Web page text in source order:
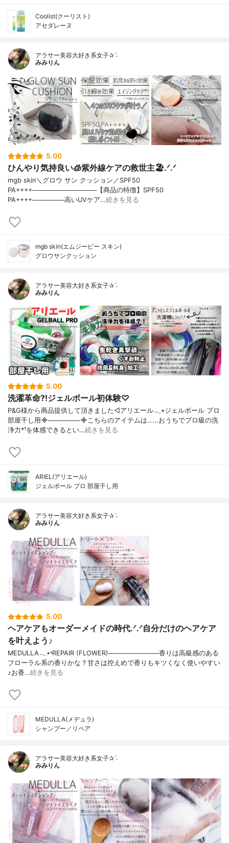
Coolist(クーリスト)
アセダレーヌ
アラサー美容大好き系女子✰ˊ˗
みみりん
5.00
ひんやり気持良い🧊紫外線ケアの救世主🏖.ᐟ.ᐟ
mgb skin＼グロウ サン クッション／SPF50
PA++++──────────────【商品の特徴】SPF50
PA++++───────高いUVケア…続きを見る
mgb skin(エムジービー スキン)
グロウサンクッション
アラサー美容大好き系女子✰ˊ˗
みみりん
5.00
洗濯革命?!ジェルボール初体験♡
P&G様から商品提供して頂きました◁アリエール𓂃٭ジェルボール プロ
部屋干し用᯽───────᯽こちらのアイテムは……おうちでプロ級の洗
浄力*¹を体感できるとい…続きを見る
ARIEL(アリエール)
ジェルボール プロ 部屋干し用
アラサー美容大好き系女子✰ˊ˗
みみりん
5.00
ヘアケアもオーダーメイドの時代.ᐟ.ᐟ自分だけのヘアケア
を叶えよう♪
MEDULLA𓂃٭⸰REPAIR (FLOWER)───────────香りは高級感のある
フローラル系の香りかな？甘さは控えめで香りもキツくなく使いやすい
♪お香…続きを見る
MEDULLA(メデュラ)
シャンプー／リペア
アラサー美容大好き系女子✰ˊ˗
みみりん